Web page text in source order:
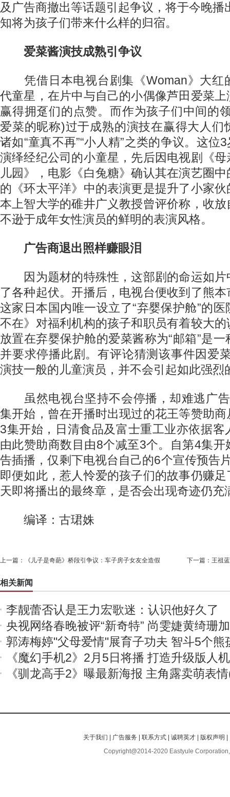
及广告商撤出等话题引起争议，将于今晚播
知将为孩子们带来什么样的归宿。
爱菜酱演技成熟引争议
凭借日本电视台剧集《Woman》大红
代童星，在片中与自己的小偶像芦田爱菜
赢得拥趸们的点赞。而作为孩子们中间的
爱菜的昵称)过于成熟的演技在赢得大人们
诸如“童真不再”“小人精”之类的争议。这位
演绎经纪公司的小童星，先后因电视剧《
儿园》，电影《白兔糖》确认其在演艺圈
的《环太平洋》中的表演更是提升了小家
本上智大学的碓井广义教授曾评价称，收
不逊于成年女性演员的鲜明的表演风格。
广告商退出照样赚眼泪
因为题材的特殊性，这部剧的命运如片
了各种起伏。开播后，电视台便收到了熊
这家日本国内唯一设立了“弃婴保护舱”的
不在》对福利机构的孩子和职员有着较大
放置在弃婴保护舱的爱菜酱称为“邮箱”是
并要求停播此剧。有评论猜测该事件因爱
演技一般的儿童演员，并不会引起如此强烈
虽然电视台坚持不会停播，却难逃广告
集开始，曾在开播时出现过的花王等赞助
3集开始，日清食品及富士重工业亦依据客
由此赞助商数目由8个减至3个。自第4集
告插播，仅剩下电视台自己的6个宣传预告
即便如此，惹人怜爱的孩子们的故事仍赚
天即将播出的最终章，是否会出现奇迹仍充
编译：古珺姝
上一篇： 《儿子是奇葩》桥段引争议：车子房子女友全造假 下一篇： 王祖
相关新闻
李靓蕾否认是王力宏歌迷：认识他好久了
央视网络春晚被评“新奇特” 尚雯婕黄绮珊
郭涛梅婷"父母爱情"展育子功夫 智斗5个熊
《魔幻手机2》2月5日将播 打造升级版人
《驯龙高手2》曝最新海报 主角露卖萌表
关于我们 广告服务 |联系方式 |诚聘英才 版权声明
Copyright@2014-2020 Eastyule